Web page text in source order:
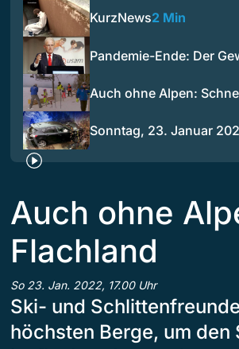
KurzNews2 Min
Pandemie-Ende: Der
Auch ohne Alpen:
Sonntag, 23. Januar
Auch ohne
Flachland
So 23. Jan. 2022, 17.00 Uhr
Ski- und
höchsten Berge, um